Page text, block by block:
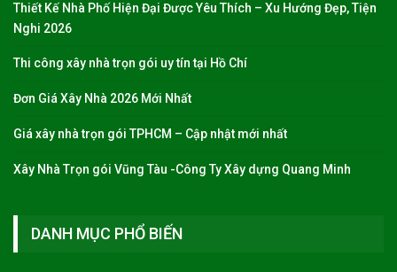
Thiết Kế Nhà Phố Hiện Đại Được Yêu Thích – Xu Hướng Đẹp, Tiện
Nghi 2026
Thi công xây nhà trọn gói uy tín tại Hồ Chí
Đơn Giá Xây Nhà 2026 Mới Nhất
Giá xây nhà trọn gói TPHCM – Cập nhật mới nhất
Xây Nhà Trọn gói Vũng Tàu -Công Ty Xây dựng Quang Minh
DANH MỤC PHỔ BIẾN